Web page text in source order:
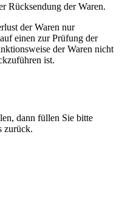
Rücksendung der Waren.
der Waren nur
einen zur Prüfung der
der Waren nicht
ist.
dann füllen Sie bitte
zurück.